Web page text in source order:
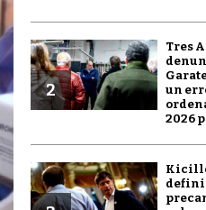
2
Tres
un
2026